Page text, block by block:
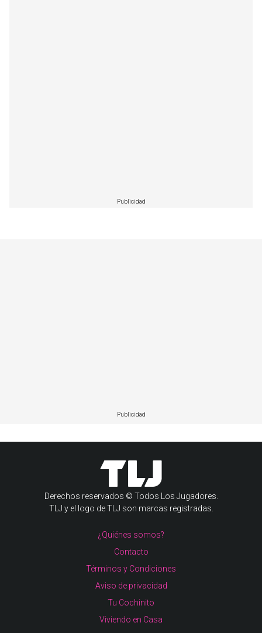
Publicidad
Publicidad
Derechos reservados © Todos Los Jugadores.
TLJ y el logo de TLJ son marcas registradas.
¿Quiénes somos?
Contacto
Términos y Condiciones
Aviso de privacidad
Tu Cochinito
Viviendo en Casa